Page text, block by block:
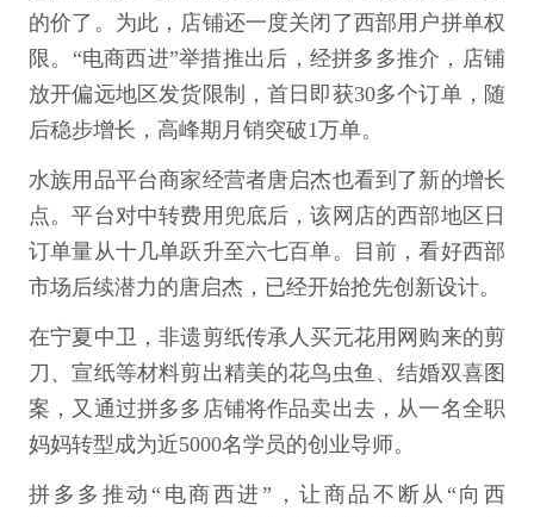
的价了。为此，店铺还一度关闭了西部用户拼单权
限。“电商西进”举措推出后，经拼多多推介，店铺
放开偏远地区发货限制，首日即获30多个订单，随
后稳步增长，高峰期月销突破1万单。
水族用品平台商家经营者唐启杰也看到了新的增长
点。平台对中转费用兜底后，该网店的西部地区日
订单量从十几单跃升至六七百单。目前，看好西部
市场后续潜力的唐启杰，已经开始抢先创新设计。
在宁夏中卫，非遗剪纸传承人买元花用网购来的剪
刀、宣纸等材料剪出精美的花鸟虫鱼、结婚双喜图
案，又通过拼多多店铺将作品卖出去，从一名全职
妈妈转型成为近5000名学员的创业导师。
拼多多推动“电商西进”，让商品不断从“向西